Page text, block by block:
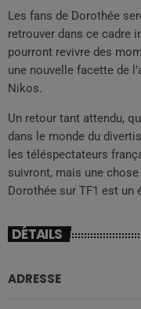
Les fans de Dorothée
retrouver dans ce cadre
pourront revivre des
une nouvelle facette de
Nikos.
Un retour tant attendu,
dans le monde du
les téléspectateurs
suivront, mais une
Dorothée sur TF1 est un
DÉTAILS
ADRESSE